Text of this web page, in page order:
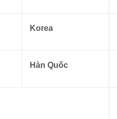
Korea
Hàn Quốc